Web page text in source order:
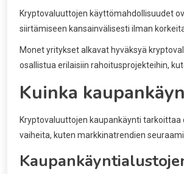
Kryptovaluuttojen käyttömahdollisuudet
siirtämiseen kansainvälisesti ilman
Monet yritykset alkavat hyväksyä
osallistua erilaisiin rahoitusprojekteihin,
Kuinka
Kryptovaluuttojen kaupankäynti
vaiheita, kuten markkinatrendien